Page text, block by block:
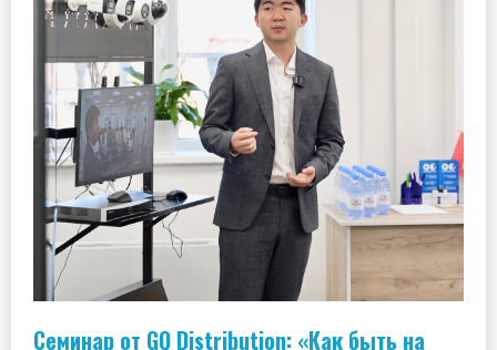
Семинар от GQ Distribution: «Как быть на